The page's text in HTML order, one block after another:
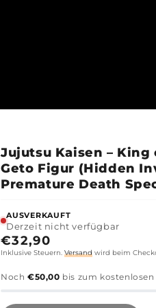
Jujutsu Kaisen – King
Geto Figur (Hidden
Premature Death
AUSVERKAUFT
Derzeit nicht verfügbar
Normaler
Preis
€32,90
Inklusive Steuern. Versand wird beim
Noch €50,00 bis zum kostenlosen